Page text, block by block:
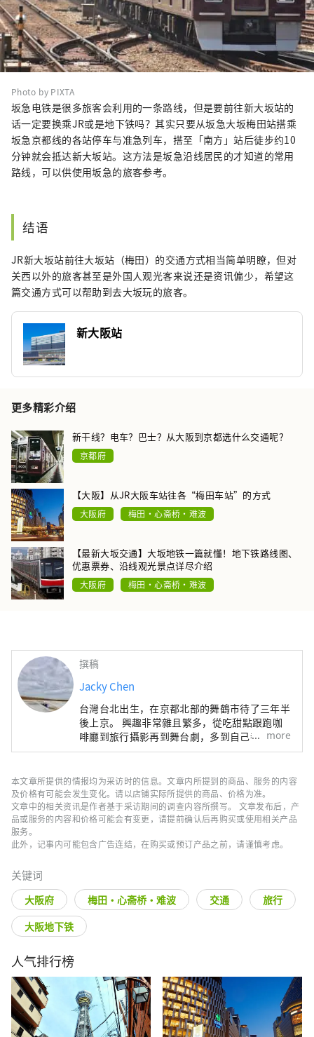
Photo by PIXTA
坂急电铁是很多旅客会利用的一条路线，但是要前往新大坂站的
话一定要换乘JR或是地下铁吗？其实只要从坂急大坂梅田站搭乘
坂急京都线的各站停车与准急列车，搭至「南方」站后徒步约10
分钟就会抵达新大坂站。这方法是坂急沿线居民的才知道的常用
路线，可以供使用坂急的旅客参考。
结语
JR新大坂站前往大坂站（梅田）的交通方式相当简单明瞭，但对
关西以外的旅客甚至是外国人观光客来说还是资讯偏少，希望这
篇交通方式可以帮助到去大坂玩的旅客。
新大阪站
更多精彩介绍
新干线？电车？巴士？从大阪到京都选什么交通呢？
京都府
【大阪】从JR大阪车站往各“梅田车站”的方式
大阪府 梅田・心斋桥・难波
【最新大坂交通】大坂地铁一篇就懂！地下铁路线图、
优惠票券、沿线观光景点详尽介绍
大阪府 梅田・心斋桥・难波
撰稿
Jacky Chen
台灣台北出生，在京都北部的舞鶴市待了三年半
後上京。 興趣非常雜且繁多，從吃甜點跟跑咖
啡廳到旅行攝影再到舞台劇，多到自己都覺得不
可思議。
more
本文章所提供的情报均为采访时的信息。文章内所提到的商品、服务的内容
及价格有可能会发生变化。请以店铺实际所提供的商品、价格为准。
文章中的相关资讯是作者基于采访期间的调查内容所撰写。 文章发布后，产
品或服务的内容和价格可能会有变更，请提前确认后再购买或使用相关产品
服务。
此外，记事内可能包含广告连结，在购买或预订产品之前，请谨慎考虑。
关键词
大阪府 梅田・心斋桥・难波 交通
旅行
大阪地下铁
人气排行榜